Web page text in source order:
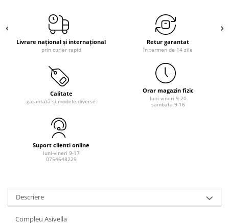
Livrare național și internațional
prin curier rapid
Retur garantat
în termen de 14 zile
Calitate
garantată și modele diverse
Orar magazin fizic
luni-vineri 9-20
sambata 9-16
Suport clienti online
luni-vineri 9-17
0754648229
Descriere
Compleu Asivella